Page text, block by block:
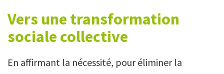
Vers une transformation
sociale collective
En affirmant la nécessité, pour éliminer la